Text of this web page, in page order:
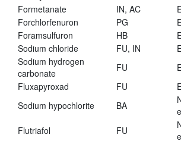
Formetanate
IN, AC
Forchlorfenuron
PG
Foramsulfuron
HB
Sodium chloride
FU, IN
Sodium hydrogen
carbonate
FU
Fluxapyroxad
FU
Sodium hypochlorite
BA
Flutriafol
FU